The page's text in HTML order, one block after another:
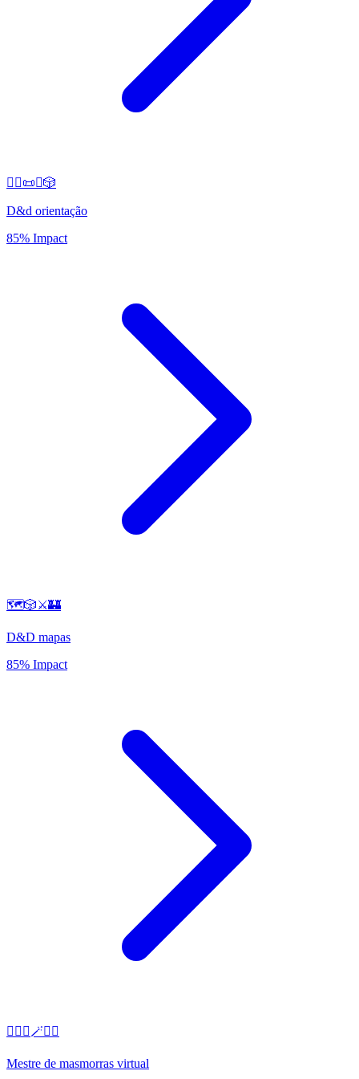
🧙‍♂️📜✨🎲
D&d orientação
85% Impact
🗺️🎲⚔️🏰
D&D mapas
85% Impact
🧙‍♂️⚔️🪄🧝‍♂️
Mestre de masmorras virtual